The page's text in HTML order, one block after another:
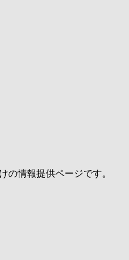
の情報提供ページです。